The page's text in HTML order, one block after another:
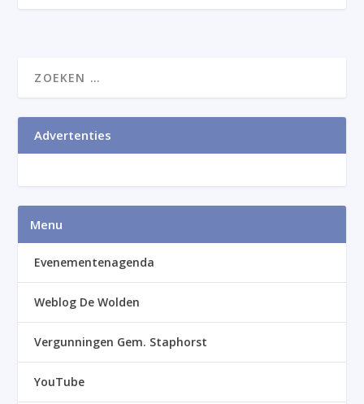
Advertenties
Menu
Evenementenagenda
Weblog De Wolden
Vergunningen Gem. Staphorst
YouTube